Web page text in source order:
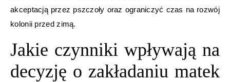
akceptacją przez pszczoły oraz ograniczyć czas na rozwój
kolonii przed zimą.
Jakie czynniki wpływają na
decyzję o zakładaniu matek